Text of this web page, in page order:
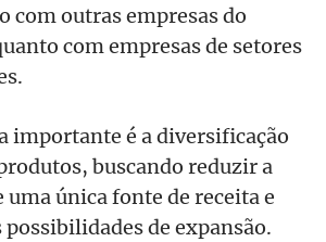
com outras empresas do
com empresas de setores
importante é a diversificação
buscando reduzir a
uma única fonte de receita e
de expansão.